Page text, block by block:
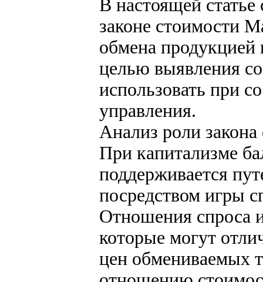
В настоящей
законе стоимости
обмена продукцией
целью выявления
использовать при
управления.
Анализ роли
При капитализме
поддерживается
посредством игры
Отношения спроса
которые могут
цен обмениваемых